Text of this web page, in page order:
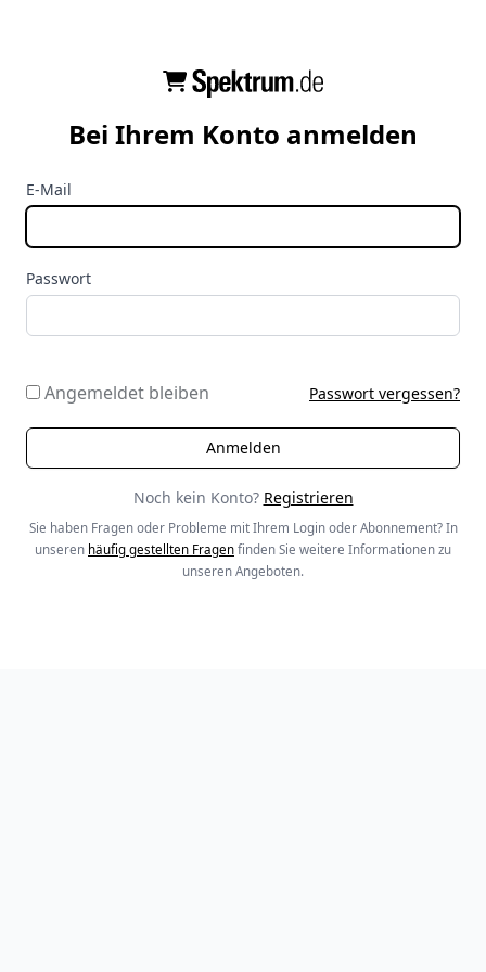
Bei Ihrem Konto anmelden
E-Mail
Passwort
Angemeldet bleiben Passwort vergessen?
Noch kein Konto? Registrieren
Sie haben Fragen oder Probleme mit Ihrem Login oder Abonnement? In
unseren häufig gestellten Fragen finden Sie weitere Informationen zu
unseren Angeboten.